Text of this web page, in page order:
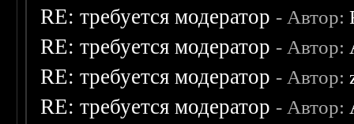
RE: требуется модератор - Автор:
RE: требуется модератор - Автор:
RE: требуется модератор - Автор:
RE: требуется модератор - Автор: